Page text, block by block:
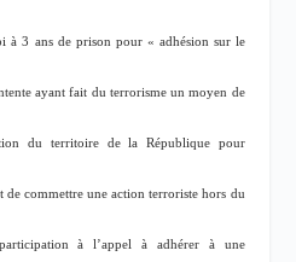
à 3 ans de prison pour « adhésion sur le
ayant fait du terrorisme un moyen de
du territoire de la République pour
de commettre une action terroriste hors du
à l’appel à adhérer à une